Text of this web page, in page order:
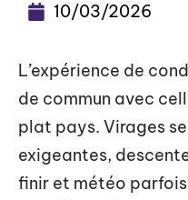
10/03/2026
L’expérience de
de commun avec
plat pays. Virages
exigeantes,
finir et météo